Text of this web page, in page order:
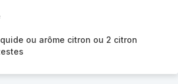
ou arôme citron ou 2 citron